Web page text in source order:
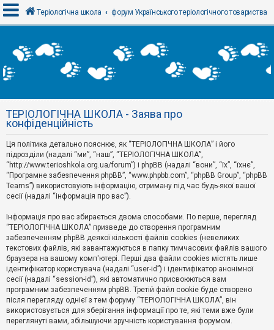
х
і
Р
е
с
т
р
а
ц
і
я
Т
е
м
и
б
е
з
в
і
д
о
Теріологічна школа форум Українського теріологічного товариства
ТЕРІОЛОГІЧНА ШКОЛА - Заява про
конфіденційність
Ця політика детально пояснює, як “ТЕРІОЛОГІЧНА ШКОЛА” і його
підрозділи (надалі “ми”, “наш”, “ТЕРІОЛОГІЧНА ШКОЛА”,
“http://www.terioshkola.org.ua/forum”) і phpBB (надалі “вони”, “їх”, “їхнє”,
“Програмне забезпечення phpBB”, “www.phpbb.com”, “phpBB Group”, “phpBB
Teams”) використовують інформацію, отриману під час будь-якої вашої
сесії (надалі “інформація про вас”).
Інформація про вас збирається двома способами. По перше, перегляд
“ТЕРІОЛОГІЧНА ШКОЛА” призведе до створення програмним
забезпеченням phpBB деякої кількості файлів cookies (невеликих
текстових файлів, які завантажуються в папку тимчасових файлів вашого
браузера на вашому комп'ютері. Перші два файли cookies містять лише
ідентифікатор користувача (надалі “user-id”) і ідентифікатор анонімної
сесії (надалі “session-id”), які автоматично присвоюються вам
програмним забезпеченням phpBB. Третій файл cookie буде створено
після перегляду однієї з тем форуму “ТЕРІОЛОГІЧНА ШКОЛА”, він
використовується для зберігання інформації про те, які теми вже були
переглянуті вами, збільшуючи зручність користування форумом.